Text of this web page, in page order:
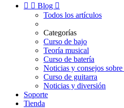
  Blog 
Todos los artículos
Categorías
Curso de bajo
Teoría musical
Curso de batería
Noticias y consejos
Curso de guitarra
Noticias y diversión
Soporte
Tienda